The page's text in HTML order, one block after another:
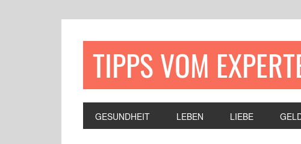
TIPPS VOM
GESUNDHEIT LEBEN LIEBE